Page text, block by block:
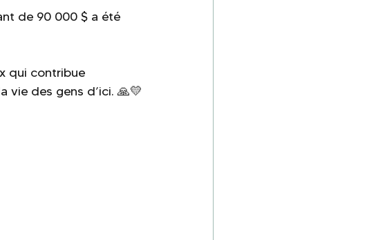
de 90 000 $ a été
qui contribue
vie des gens d’ici. 🙏💛